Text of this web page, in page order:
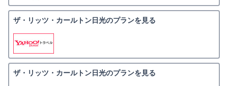
ザ・リッツ・カールトン日光のプランを見る
ザ・リッツ・カールトン日光のプランを見る